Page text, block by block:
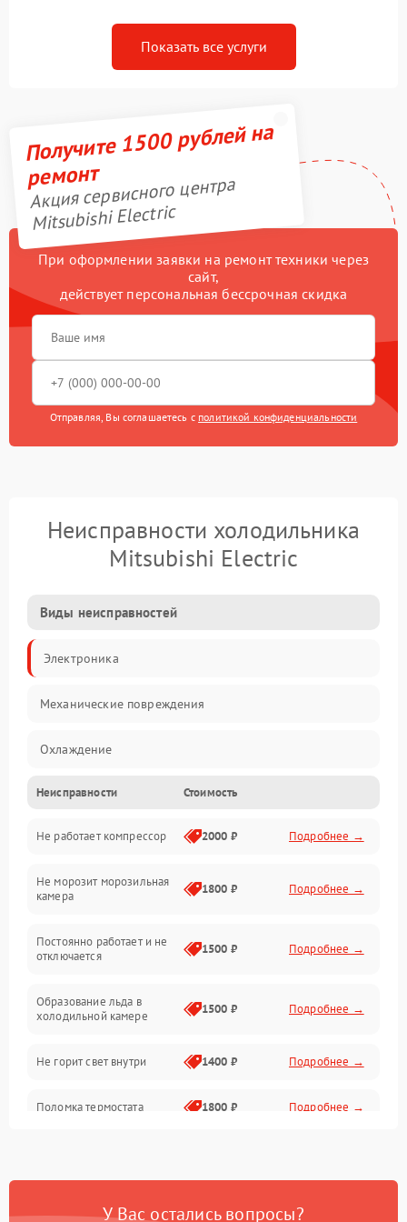
Показать все услуги
Получите 1500 рублей на
ремонт
Акция сервисного центра
Mitsubishi Electric
При оформлении заявки на ремонт техники через
сайт,
действует персональная бессрочная скидка
Отправляя, Вы соглашаетесь с политикой конфиденциальности
Неисправности холодильника
Mitsubishi Electric
Виды неисправностей
Электроника
Механические повреждения
Охлаждение
Механика
Электропитание
Дренаж
Неисправности Стоимость
Не работает компрессор 2000 ₽ Подробнее →
Не морозит морозильная
камера
1800 ₽ Подробнее →
Постоянно работает и не
отключается
1500 ₽ Подробнее →
Образование льда в
холодильной камере
1500 ₽ Подробнее →
Не горит свет внутри 1400 ₽ Подробнее →
Поломка термостата 1800 ₽ Подробнее →
У Вас остались вопросы?